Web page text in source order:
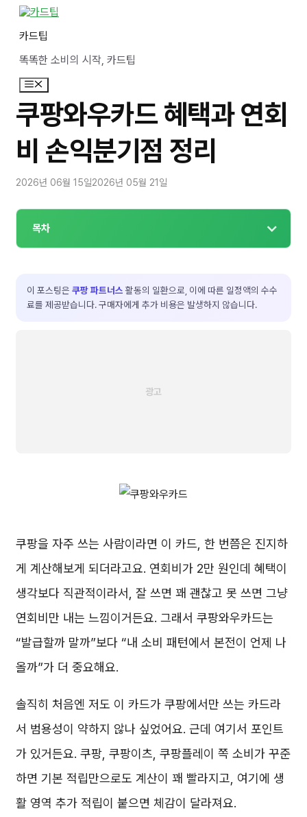
카드팁
똑똑한 소비의 시작, 카드팁
메
뉴
쿠팡와우카드 혜택과 연회
비 손익분기점 정리
2026년 06월 15일2026년 05월 21일
목차
이 포스팅은 쿠팡 파트너스 활동의 일환으로, 이에 따른 일정액의 수수
료를 제공받습니다. 구매자에게 추가 비용은 발생하지 않습니다.
쿠팡을 자주 쓰는 사람이라면 이 카드, 한 번쯤은 진지하
게 계산해보게 되더라고요. 연회비가 2만 원인데 혜택이
생각보다 직관적이라서, 잘 쓰면 꽤 괜찮고 못 쓰면 그냥
연회비만 내는 느낌이거든요. 그래서 쿠팡와우카드는
“발급할까 말까”보다 “내 소비 패턴에서 본전이 언제 나
올까”가 더 중요해요.
솔직히 처음엔 저도 이 카드가 쿠팡에서만 쓰는 카드라
서 범용성이 약하지 않나 싶었어요. 근데 여기서 포인트
가 있거든요. 쿠팡, 쿠팡이츠, 쿠팡플레이 쪽 소비가 꾸준
하면 기본 적립만으로도 계산이 꽤 빨라지고, 여기에 생
활 영역 추가 적립이 붙으면 체감이 달라져요.